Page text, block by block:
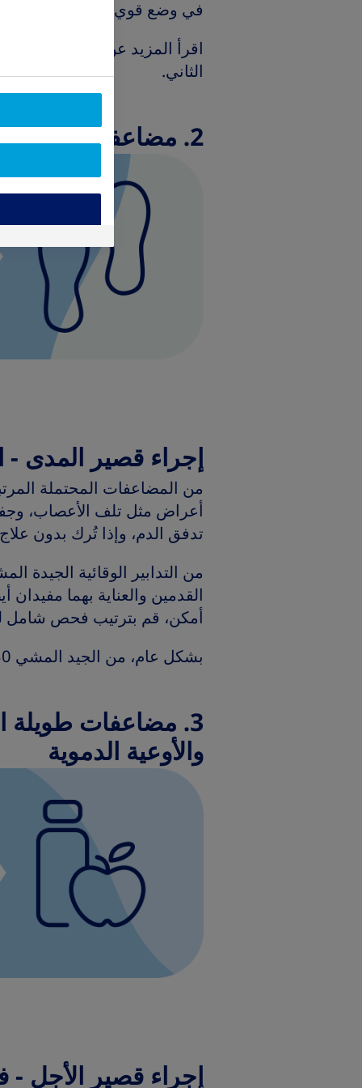
في وضع قوي لتجنب
اقرأ المزيد عن خطر الإصابة
الثاني.
2. مضاعفات طويلة المدى - تلف القدم والبتر
إجراء قصير المدى -
من المضاعفات المحتملة
أعراض مثل تلف الأعصاب،
تدفق الدم، وإذا تُرك بدون
من التدابير الوقائية الجيدة
القدمين والعناية بهما
أمكن، قم بترتيب فحص شامل
بشكل عام، من الجيد المشي 30 دقيقة على الأقل في اليوم، خمس مرات في الأسبوع.
3. مضاعفات طويلة
والأوعية الدموية
إجراء قصير الأجل -